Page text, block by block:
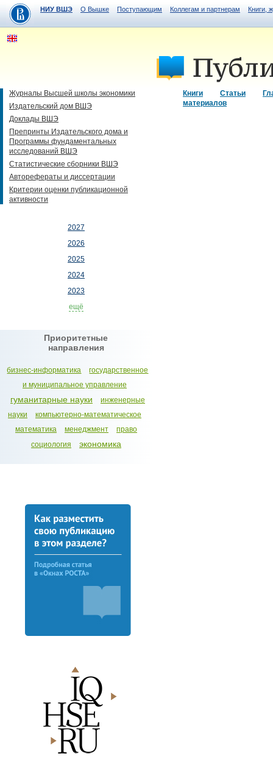
НИУ ВШЭ О Вышке Поступающим Коллегам и партнерам Книги,
Книги Статьи
материалов
Журналы Высшей школы экономики
Издательский дом ВШЭ
Доклады ВШЭ
Препринты Издательского дома и
Программы фундаментальных
исследований ВШЭ
Статистические сборники ВШЭ
Авторефераты и диссертации
Критерии оценки публикационной
активности
2027
2026
2025
2024
2023
ещё
Приоритетные
направления
бизнес-информатика
государственное
и муниципальное управление
гуманитарные науки
инженерные
науки
компьютерно-математическое
математика
менеджмент
право
социология
экономика